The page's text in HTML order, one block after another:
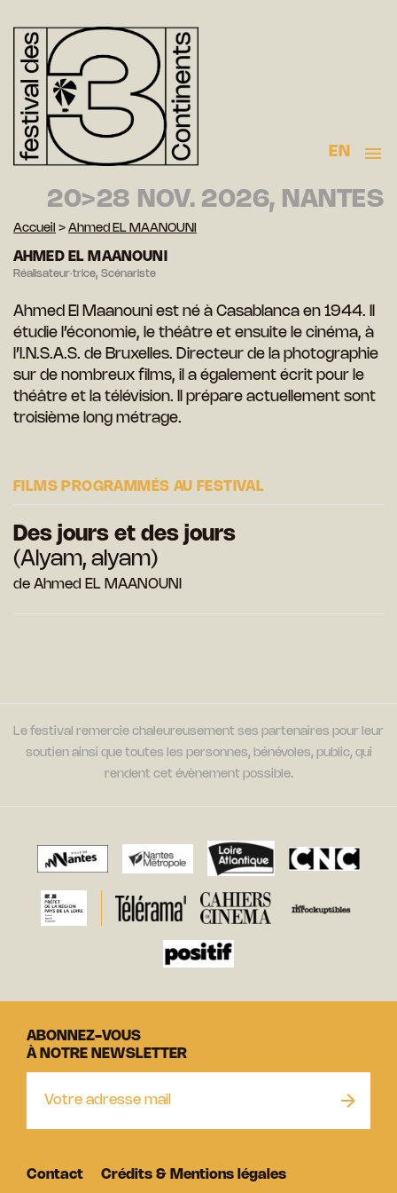
EN
20>28 NOV. 2026, NANTES
Accueil > Ahmed EL MAANOUNI
AHMED EL MAANOUNI
Réalisateur·trice, Scénariste
Ahmed El Maanouni est né à Casablanca en 1944. Il
étudie l’économie, le théâtre et ensuite le cinéma, à
l’I.N.S.A.S. de Bruxelles. Directeur de la photographie
sur de nombreux films, il a également écrit pour le
théâtre et la télévision. Il prépare actuellement sont
troisième long métrage.
FILMS PROGRAMMÉS AU FESTIVAL
Des jours et des jours
(Alyam, alyam)
de Ahmed EL MAANOUNI
Le festival remercie chaleureusement ses partenaires pour leur
soutien ainsi que toutes les personnes, bénévoles, public, qui
rendent cet évènement possible.
ABONNEZ-VOUS
À NOTRE NEWSLETTER
Contact Crédits & Mentions légales